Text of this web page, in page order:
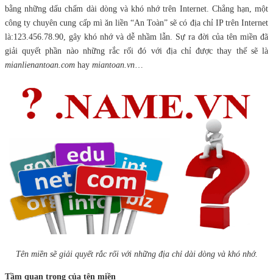
bằng những dấu chấm dài dòng và khó nhớ trên Internet. Chẳng hạn, một
công ty chuyên cung cấp mì ăn liền “An Toàn” sẽ có địa chỉ IP trên Internet
là:123.456.78.90, gây khó nhớ và dễ nhầm lẫn. Sự ra đời của tên miền đã
giải quyết phần nào những rắc rối đó với địa chỉ được thay thế sẽ là
mianlienantoan.com hay miantoan.vn…
Tên miền sẽ giải quyết rắc rối với những địa chỉ dài dòng và khó nhớ.
Tầm quan trọng của tên miền